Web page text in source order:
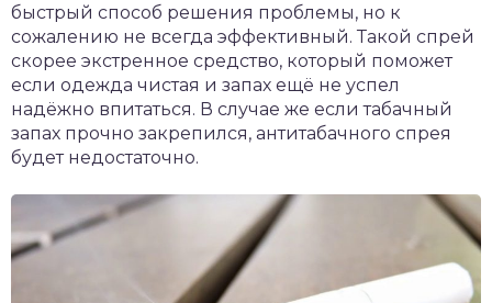
быстрый способ решения проблемы, но к
сожалению не всегда эффективный. Такой спрей
скорее экстренное средство, который поможет
если одежда чистая и запах ещё не успел
надёжно впитаться. В случае же если табачный
запах прочно закрепился, антитабачного спрея
будет недостаточно.